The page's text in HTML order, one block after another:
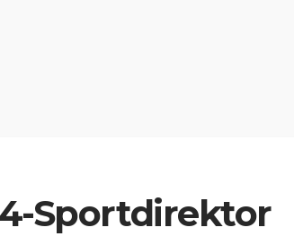
Sportdirektor